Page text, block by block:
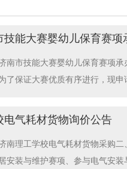
技能大赛婴幼儿保育赛
南市技能大赛婴幼儿保育赛项
了保证大赛优质有序进行，现
能力，在经营活动中没有重大
在2023年10月15日下午16时
截止时间：2023年10月15日下
电气耗材货物询价公告
南理工学校电气耗材货物采购
安装与维护赛项、参与电气安